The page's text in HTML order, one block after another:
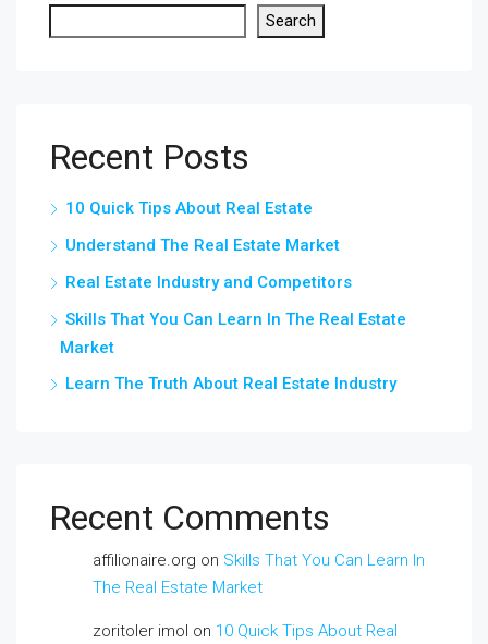
Search
Recent Posts
10 Quick Tips About Real Estate
Understand The Real Estate Market
Real Estate Industry and Competitors
Skills That You Can Learn In The Real Estate
Market
Learn The Truth About Real Estate Industry
Recent Comments
affilionaire.org on Skills That You Can Learn In
The Real Estate Market
zoritoler imol on 10 Quick Tips About Real